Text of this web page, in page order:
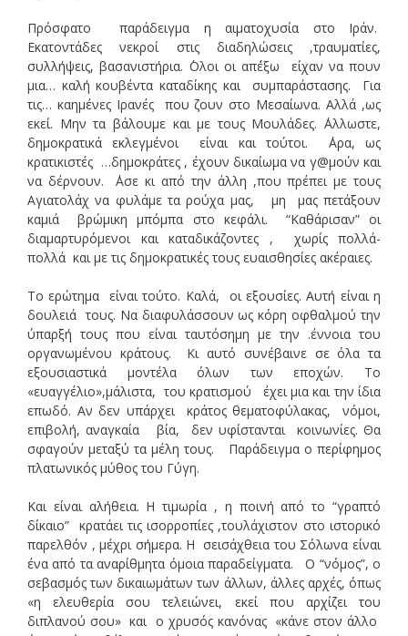
Πρόσφατο παράδειγμα η αιματοχυσία στο Ιράν.
Εκατοντάδες νεκροί στις διαδηλώσεις ,τραυματίες,
συλλήψεις, βασανιστήρια. ΄Ολοι οι απ΄έξω είχαν να πουν
μια… καλή κουβέντα καταδίκης και συμπαράστασης. Για
τις… καημένες Ιρανές που ζουν στο Μεσαίωνα. Αλλά ,ως
εκεί. Μην τα βάλουμε και με τους Μουλάδες. ΄Αλλωστε,
δημοκρατικά εκλεγμένοι είναι και τούτοι. ΄Αρα, ως
κρατικιστές …δημοκράτες , έχουν δικαίωμα να γ@μούν και
να δέρνουν. ΄Ασε κι από την άλλη ,που πρέπει με τους
Αγιατολάχ να φυλάμε τα ρούχα μας, μη μας πετάξουν
καμιά βρώμικη μπόμπα στο κεφάλι. “Καθάρισαν” οι
διαμαρτυρόμενοι και καταδικάζοντες , χωρίς πολλά-
πολλά και με τις δημοκρατικές τους ευαισθησίες ακέραιες.
Το ερώτημα είναι τούτο. Καλά, οι εξουσίες. Αυτή είναι η
δουλειά τους. Να διαφυλάσσουν ως κόρη οφθαλμού την
ύπαρξή τους που είναι ταυτόσημη με την .έννοια του
οργανωμένου κράτους. Κι αυτό συνέβαινε σε όλα τα
εξουσιαστικά μοντέλα όλων των εποχών. Το
«ευαγγέλιο»,μάλιστα, του κρατισμού έχει μια και την ίδια
επωδό. Αν δεν υπάρχει κράτος θεματοφύλακας, νόμοι,
επιβολή, αναγκαία βία, δεν υφίστανται κοινωνίες. Θα
σφαγούν μεταξύ τα μέλη τους. Παράδειγμα ο περίφημος
πλατωνικός μύθος του Γύγη.
Και είναι αλήθεια. Η τιμωρία , η ποινή από το “γραπτό
δίκαιο” κρατάει τις ισορροπίες ,τουλάχιστον στο ιστορικό
παρελθόν , μέχρι σήμερα. Η σεισάχθεια του Σόλωνα είναι
ένα από τα αναρίθμητα όμοια παραδείγματα. Ο “νόμος”, ο
σεβασμός των δικαιωμάτων των άλλων, άλλες αρχές, όπως
«η ελευθερία σου τελειώνει, εκεί που αρχίζει του
διπλανού σου» και ο χρυσός κανόνας «κάνε στον άλλο